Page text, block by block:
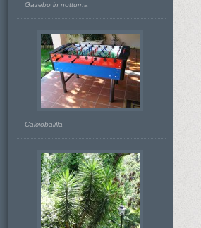
Gazebo in notturna
Calciobalilla